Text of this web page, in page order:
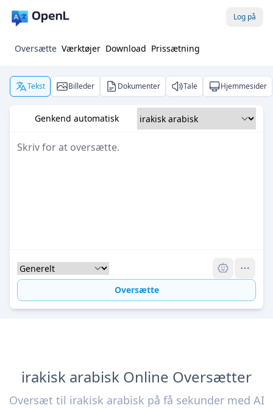
Log på
Oversætte Værktøjer Download Prissætning
Tekst Billeder Dokumenter Tale Hjemmesider
Genkend automatisk
Oversætte
irakisk arabisk Online Oversætter
Oversæt til irakisk arabisk på få sekunder med AI